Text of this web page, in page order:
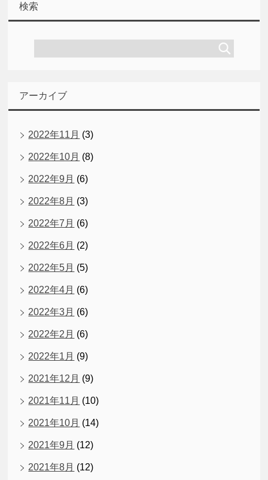
検索
アーカイブ
2022年11月 (3)
2022年10月 (8)
2022年9月 (6)
2022年8月 (3)
2022年7月 (6)
2022年6月 (2)
2022年5月 (5)
2022年4月 (6)
2022年3月 (6)
2022年2月 (6)
2022年1月 (9)
2021年12月 (9)
2021年11月 (10)
2021年10月 (14)
2021年9月 (12)
2021年8月 (12)